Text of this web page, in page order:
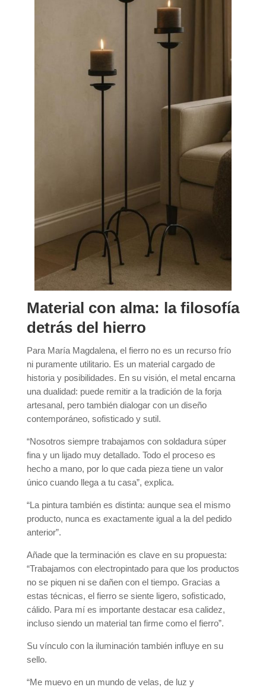
Material con alma: la filosofía
detrás del hierro
Para María Magdalena, el fierro no es un recurso frío
ni puramente utilitario. Es un material cargado de
historia y posibilidades. En su visión, el metal encarna
una dualidad: puede remitir a la tradición de la forja
artesanal, pero también dialogar con un diseño
contemporáneo, sofisticado y sutil.
“Nosotros siempre trabajamos con soldadura súper
fina y un lijado muy detallado. Todo el proceso es
hecho a mano, por lo que cada pieza tiene un valor
único cuando llega a tu casa”, explica.
“La pintura también es distinta: aunque sea el mismo
producto, nunca es exactamente igual a la del pedido
anterior”.
Añade que la terminación es clave en su propuesta:
“Trabajamos con electropintado para que los productos
no se piquen ni se dañen con el tiempo. Gracias a
estas técnicas, el fierro se siente ligero, sofisticado,
cálido. Para mí es importante destacar esa calidez,
incluso siendo un material tan firme como el fierro”.
Su vínculo con la iluminación también influye en su
sello.
“Me muevo en un mundo de velas, de luz y